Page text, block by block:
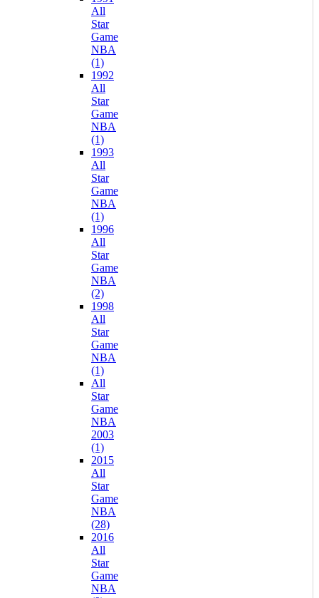
All
Star
Game
NBA
(1)
1992
All
Star
Game
NBA
(1)
1993
All
Star
Game
NBA
(1)
1996
All
Star
Game
NBA
(2)
1998
All
Star
Game
NBA
(1)
All
Star
Game
NBA
2003
(1)
2015
All
Star
Game
NBA
(28)
2016
All
Star
Game
NBA